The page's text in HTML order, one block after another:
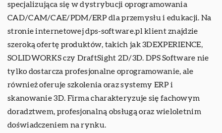
specjalizująca się w dystrybucji oprogramowania
CAD/CAM/CAE/PDM/ERP dla przemysłu i edukacji. Na
stronie internetowej dps-software.pl klient znajdzie
szeroką ofertę produktów, takich jak 3DEXPERIENCE,
SOLIDWORKS czy DraftSight 2D/3D. DPS Software nie
tylko dostarcza profesjonalne oprogramowanie, ale
również oferuje szkolenia oraz systemy ERP i
skanowanie 3D. Firma charakteryzuje się fachowym
doradztwem, profesjonalną obsługą oraz wieloletnim
doświadczeniem na rynku.